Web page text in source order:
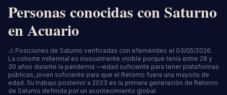
Personas conocidas con Saturno
en Acuario
⚠ Posiciones de Saturno verificadas con efemérides el 03/05/2026.
La cohorte millennial es inusualmente visible porque tenía entre 28 y
30 años durante la pandemia —edad suficiente para tener plataformas
públicas, joven suficiente para que el Retorno fuera una mayoría de
edad. Su trabajo posterior a 2023 es la primera generación de Retorno
de Saturno definida por un acontecimiento global.